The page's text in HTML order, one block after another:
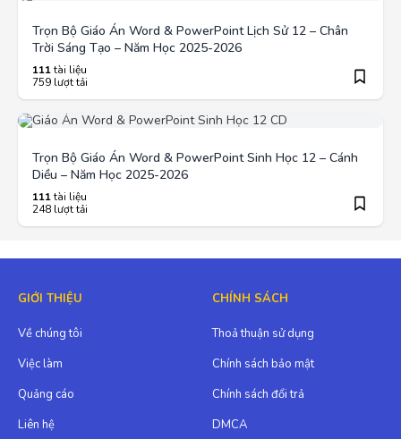
Trọn Bộ Giáo Án Word & PowerPoint Lịch Sử 12 – Chân
Trời Sáng Tạo – Năm Học 2025-2026
111tài liệu
759 lượt tải
Trọn Bộ Giáo Án Word & PowerPoint Sinh Học 12 – Cánh
Diều – Năm Học 2025-2026
111tài liệu
248 lượt tải
GIỚI THIỆU
Về chúng tôi
Việc làm
Quảng cáo
Liên hệ
CHÍNH SÁCH
Thoả thuận sử dụng
Chính sách bảo mật
Chính sách đổi trả
DMCA